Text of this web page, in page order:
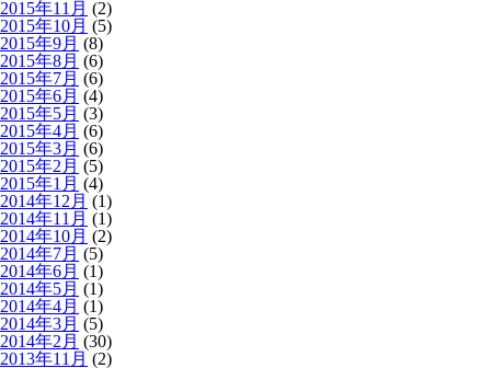
2015年11月 (2)
2015年10月 (5)
2015年9月 (8)
2015年8月 (6)
2015年7月 (6)
2015年6月 (4)
2015年5月 (3)
2015年4月 (6)
2015年3月 (6)
2015年2月 (5)
2015年1月 (4)
2014年12月 (1)
2014年11月 (1)
2014年10月 (2)
2014年7月 (5)
2014年6月 (1)
2014年5月 (1)
2014年4月 (1)
2014年3月 (5)
2014年2月 (30)
2013年11月 (2)